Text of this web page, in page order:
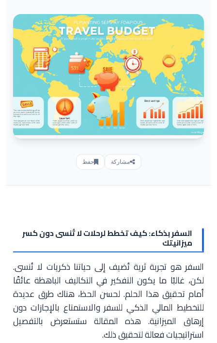
مشاركة حفظ
السفر بذكاء: كيف تخطط لرحلات لا تُنسى دون كسر
ميزانيتك
السفر هو تجربة ثرية تُضيف إلى حياتنا ذكريات لا تُنسى.
لكن، غالبًا ما يكون التفكير في التكاليف الباهظة عائقًا
أمام تحقيق هذا الحلم. لحسن الحظ، هناك طرق عديدة
للتخطيط المالي الذكي للسفر والاستمتاع بالإجازات دون
إرهاق الميزانية. هذه المقالة ستستعرض بالتفصيل
استراتيجيات فعالة لتحقيق ذلك.